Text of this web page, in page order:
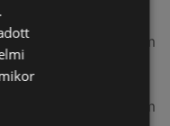
3,26 km
3,31 km